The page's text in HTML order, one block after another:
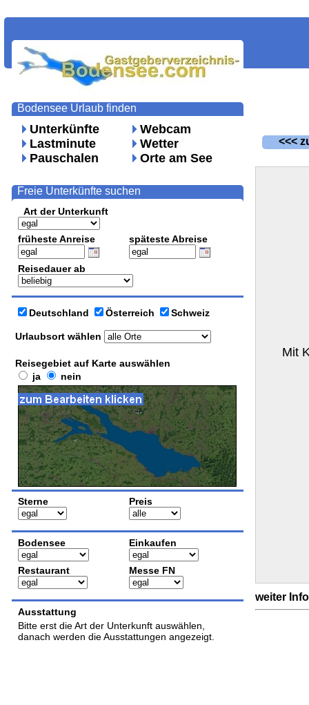
Unterkünfte
Lastminute
Pauschalen
Webcam
Wetter
Orte am See
Bodensee Urlaub finden
Art der Unterkunft
früheste Anreise späteste Abreise
Reisedauer ab
Urlaubsort wählen
Deutschland Österreich Schweiz
Reisegebiet auf Karte auswählen
ja
nein
Sterne Preis
Bodensee Einkaufen
Restaurant Messe FN
Ausstattung
Bitte erst die Art der Unterkunft auswählen,
danach werden die Ausstattungen angezeigt.
Freie Unterkünfte suchen
<<<
Mit
weiter